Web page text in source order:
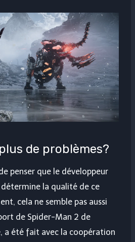
de problèmes?
penser que le développeur
la qualité de ce
cela ne semble pas aussi
de Spider-Man 2 de
a été fait avec la coopération